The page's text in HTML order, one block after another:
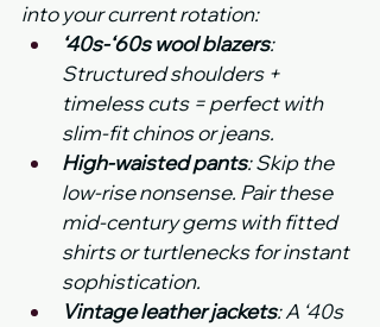
into your current rotation:
‘40s-‘60s wool blazers:
Structured shoulders +
timeless cuts = perfect with
slim-fit chinos or jeans.
High-waisted pants: Skip the
low-rise nonsense. Pair these
mid-century gems with fitted
shirts or turtlenecks for instant
sophistication.
Vintage leather jackets: A ‘40s